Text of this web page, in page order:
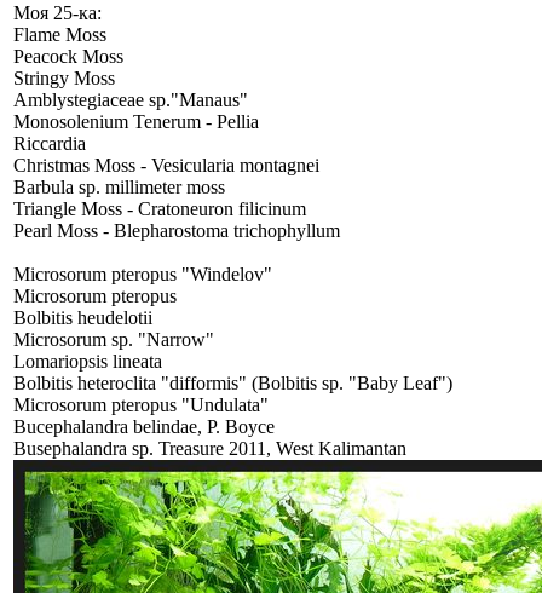
Моя 25-ка:
Flame Moss
Peacock Moss
Stringy Moss
Amblystegiaceae sp."Manaus"
Monosolenium Tenerum - Pellia
Riccardia
Christmas Moss - Vesicularia montagnei
Barbula sp. millimeter moss
Triangle Moss - Cratoneuron filicinum
Pearl Moss - Blepharostoma trichophyllum
Microsorum pteropus "Windelov"
Microsorum pteropus
Bolbitis heudelotii
Microsorum sp. "Narrow"
Lomariopsis lineata
Bolbitis heteroclita "difformis" (Bolbitis sp. "Baby Leaf")
Microsorum pteropus "Undulata"
Bucephalandra belindae, P. Boyce
Busephalandra sp. Treasure 2011, West Kalimantan